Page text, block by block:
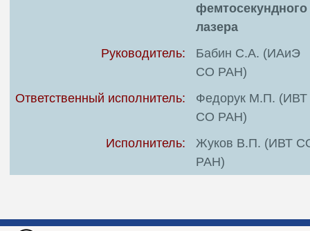
фемтосекундного
лазера
Руководитель:
Бабин С.А. (ИАиЭ
СО РАН)
Ответственный исполнитель:
Федорук М.П. (ИВТ
СО РАН)
Исполнитель:
Жуков В.П. (ИВТ
РАН)